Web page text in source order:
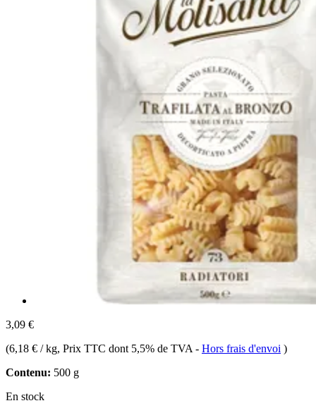
3,09 €
(6,18 € / kg, Prix TTC dont 5,5% de TVA - Hors frais d'envoi )
Contenu: 500 g
En stock